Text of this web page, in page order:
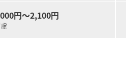
について】
勤務薬剤師としてお迎えする求
腰の柔らかい代表が経営してお
は上限10万円まで支給されるほ
円～2,100円